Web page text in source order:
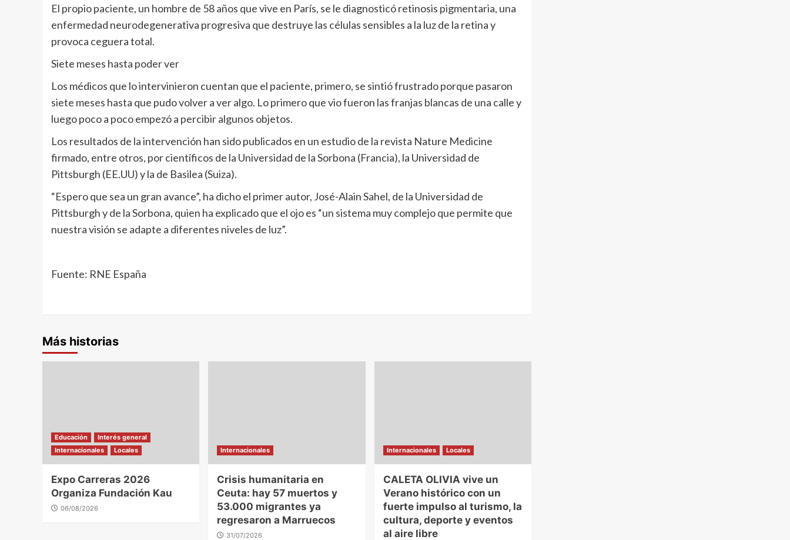
El propio paciente, un hombre de 58 años que vive en París, se le diagnosticó retinosis pigmentaria, una
enfermedad neurodegenerativa progresiva que destruye las células sensibles a la luz de la retina y
provoca ceguera total.
Siete meses hasta poder ver
Los médicos que lo intervinieron cuentan que el paciente, primero, se sintió frustrado porque pasaron
siete meses hasta que pudo volver a ver algo. Lo primero que vio fueron las franjas blancas de una calle y
luego poco a poco empezó a percibir algunos objetos.
Los resultados de la intervención han sido publicados en un estudio de la revista Nature Medicine
firmado, entre otros, por científicos de la Universidad de la Sorbona (Francia), la Universidad de
Pittsburgh (EE.UU) y la de Basilea (Suiza).
“Espero que sea un gran avance”, ha dicho el primer autor, José-Alain Sahel, de la Universidad de
Pittsburgh y de la Sorbona, quien ha explicado que el ojo es “un sistema muy complejo que permite que
nuestra visión se adapte a diferentes niveles de luz”.
Fuente: RNE España
Más historias
Educación
Interés general
Internacionales
Locales
Expo Carreras 2026
Organiza Fundación Kau
06/08/2026
Internacionales
Crisis humanitaria en
Ceuta: hay 57 muertos y
53.000 migrantes ya
regresaron a Marruecos
31/07/2026
Internacionales Locales
CALETA OLIVIA vive un
Verano histórico con un
fuerte impulso al turismo, la
cultura, deporte y eventos
al aire libre